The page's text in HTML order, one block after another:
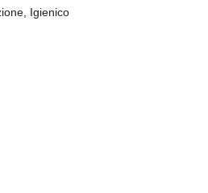
Igienico